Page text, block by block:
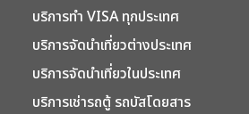
บริการทำ VISA ทุกประเทศ
บริการจัดนำเที่ยวต่างประเทศ
บริการจัดนำเที่ยวในประเทศ
บริการเช่ารถตู้ รถบัสโดยสาร